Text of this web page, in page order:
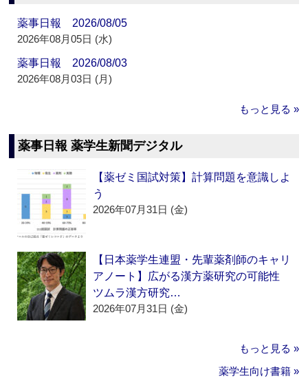
薬事日報 2026/08/05
2026年08月05日 (水)
薬事日報 2026/08/03
2026年08月03日 (月)
もっと見る »
薬事日報 薬学生新聞デジタル
【薬ゼミ国試対策】計算問題を意識しよ
う
2026年07月31日 (金)
【日本薬学生連盟・先輩薬剤師のキャリ
アノート】広がる漢方薬研究の可能性
ツムラ漢方研究…
2026年07月31日 (金)
もっと見る »
薬学生向け書籍 »